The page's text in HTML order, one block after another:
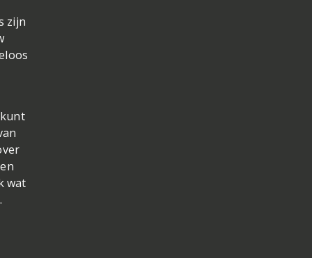
zijn
wat